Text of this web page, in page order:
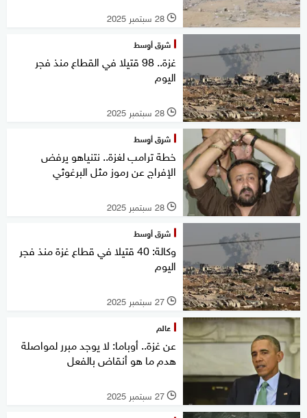
l 28 سبتمبر 2025
شرق أوسط
غزة.. 98 قتيلا في القطاع منذ فجر
اليوم
l 28 سبتمبر 2025
شرق أوسط
خطة ترامب لغزة.. نتنياهو يرفض
الإفراج عن رموز مثل البرغوثي
l 28 سبتمبر 2025
شرق أوسط
وكالة: 40 قتيلا في قطاع غزة منذ فجر
اليوم
l 27 سبتمبر 2025
عالم
عن غزة.. أوباما: لا يوجد مبرر لمواصلة
هدم ما هو أنقاض بالفعل
l 27 سبتمبر 2025